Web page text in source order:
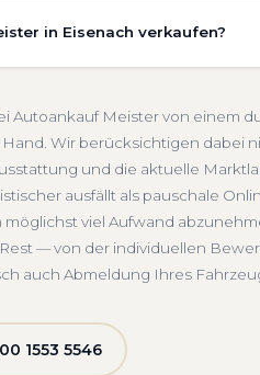
Seriöse Einschätzung
einem Treffpunkt Ihrer Wahl in
in Eisenach verkaufen?
Service von der Abholung bis
Thüringen
Autoankauf Meister von einem
Wir berücksichtigen dabei
und die aktuelle
ausfällt als pauschale
viel Aufwand
— von der individuellen
auch Abmeldung Ihres
1553 5546